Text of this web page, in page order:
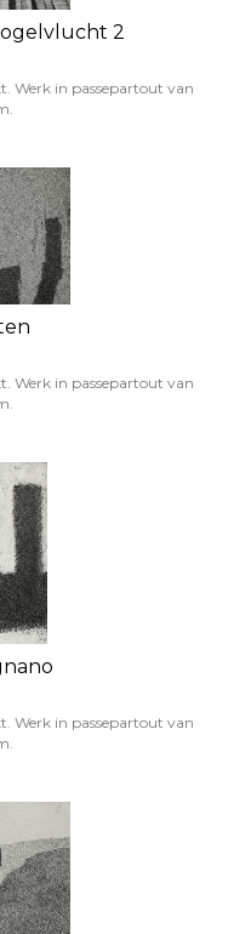
2
Werk in passepartout van
Werk in passepartout van
Werk in passepartout van